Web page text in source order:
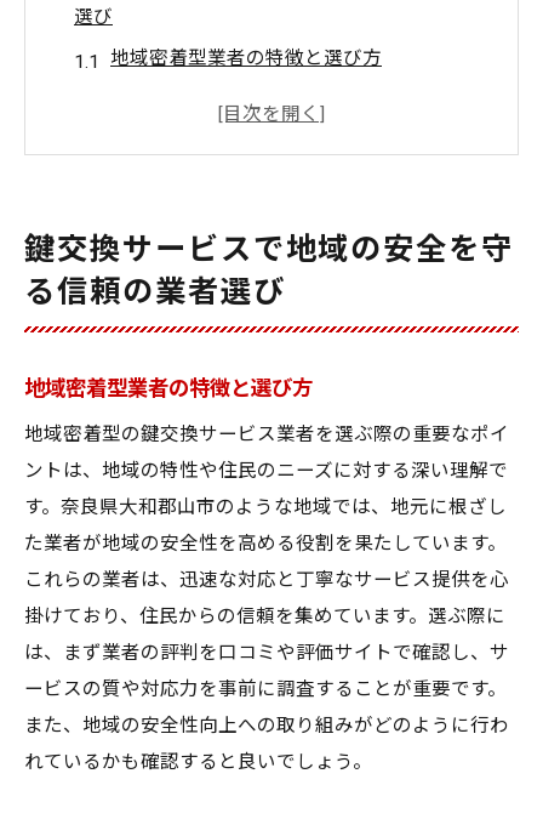
選び
地域密着型業者の特徴と選び方
鍵交換サービスの評価基準
選んで良かった鍵交換業者の事例
奈良県大和郡山市で鍵交換を依頼する際のポイ
鍵交換を依頼する際の注意事項
コストとサービス内容のバランス
即応性と技術力の確認方法
地元の鍵交換業者を選ぶメリット
依頼前に確認すべき事柄
失敗しない業者選びのコツ
地域密着型鍵交換サービスが提供する安心感と
は
住民に寄り添うサービスの実態
鍵交換サービスで地域の安全を守
る信頼の業者選び
地域密着型業者の特徴と選び方
地域密着型の鍵交換サービス業者を選ぶ際の重要なポイ
ントは、地域の特性や住民のニーズに対する深い理解で
す。奈良県大和郡山市のような地域では、地元に根ざし
た業者が地域の安全性を高める役割を果たしています。
これらの業者は、迅速な対応と丁寧なサービス提供を心
掛けており、住民からの信頼を集めています。選ぶ際に
は、まず業者の評判を口コミや評価サイトで確認し、サ
ービスの質や対応力を事前に調査することが重要です。
また、地域の安全性向上への取り組みがどのように行わ
れているかも確認すると良いでしょう。